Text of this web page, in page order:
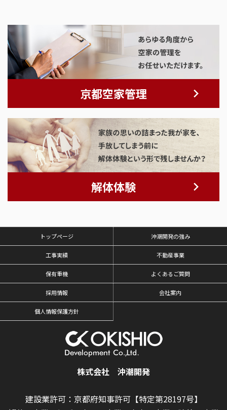
京都空家管理
解体体験
トップページ 沖潮開発の強み
工事実績 不動産事業
保有重機 よくあるご質問
採用情報 会社案内
個人情報保護方針
株式会社 沖潮開発
建設業許可：京都府知事許可【特定第28197号】